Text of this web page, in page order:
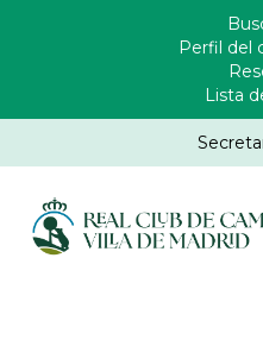
Perfil del
Lista